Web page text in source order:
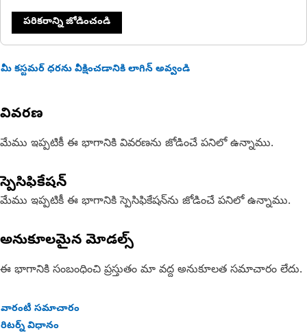
పరికరాన్ని జోడించండి
మీ కస్టమర్ ధరను వీక్షించడానికి లాగిన్ అవ్వండి
వివరణ
మేము ఇప్పటికీ ఈ భాగానికి వివరణను జోడించే పనిలో ఉన్నాము.
స్పెసిఫికేషన్
మేము ఇప్పటికీ ఈ భాగానికి స్పెసిఫికేషన్‌ను జోడించే పనిలో ఉన్నాము.
అనుకూలమైన మోడల్స్
ఈ భాగానికి సంబంధించి ప్రస్తుతం మా వద్ద అనుకూలత సమాచారం లేదు.
వారంటీ సమాచారం
రిటర్న్ విధానం